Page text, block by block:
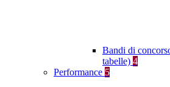
Bandi di
tabelle) 4
Performance 5